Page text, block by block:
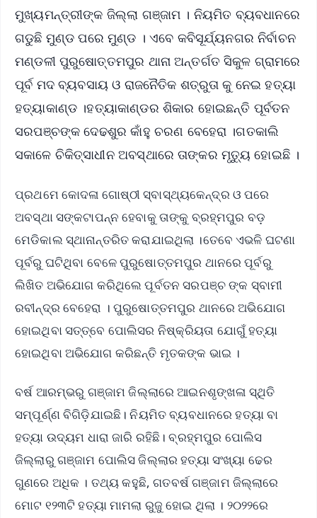
ମୁଖ୍ୟମନ୍ତ୍ରୀଙ୍କ ଜିଲ୍ଲା ଗଞ୍ଜାମ । ନିୟମିତ ବ୍ୟବଧାନରେ
ଗଡୁଛି ମୁଣ୍ଡ ପରେ ମୁଣ୍ଡ । ଏବେ କବିସୂର୍ଯ୍ୟନଗର ନିର୍ବାଚନ
ମଣ୍ଡଳୀ ପୁରୁଷୋତ୍ତମପୁର ଥାନା ଅନ୍ତର୍ଗତ ସିକୁଳ ଗ୍ରାମରେ
ପୂର୍ବ ମଦ ବ୍ୟବସାୟ ଓ ରାଜନୈତିକ ଶତ୍ରୁତା କୁ ନେଇ ହତ୍ୟା
ହତ୍ୟାକାଣ୍ଡ ।ହତ୍ୟାକାଣ୍ଡର ଶିକାର ହୋଇଛନ୍ତି ପୂର୍ବତନ
ସରପଞ୍ଚଙ୍କ ଦେଢଶୁର କାଁହୁ ଚରଣ ବେହେରା ।ଗତକାଲି
ସକାଳେ ଚିକିତ୍ସାଧୀନ ଅବସ୍ଥାରେ ତାଙ୍କର ମୃତ୍ୟୁ ହୋଇଛି ।
ପ୍ରଥମେ କୋଦଳା ଗୋଷ୍ଠୀ ସ୍ବାସ୍ଥ୍ୟକେନ୍ଦ୍ର ଓ ପରେ
ଅବସ୍ଥା ସଙ୍କଟାପନ୍ନ ହେବାକୁ ତାଙ୍କୁ ବ୍ରହ୍ମପୁର ବଡ଼
ମେଡିକାଲ ସ୍ଥାନାନ୍ତରିତ କରାଯାଇଥିଲା ।ତେବେ ଏଭଳି ଘଟଣା
ପୂର୍ବରୁ ଘଟିଥିବା ବେଳେ ପୁରୁଷୋତ୍ତମପୁର ଥାନରେ ପୂର୍ବରୁ
ଲିଖିତ ଅଭିଯୋଗ କରିଥିଲେ ପୂର୍ବତନ ସରପଞ୍ଚ ଙ୍କ ସ୍ବାମୀ
ରବୀନ୍ଦ୍ର ବେହେରା । ପୁରୁଷୋତ୍ତମପୁର ଥାନରେ ଅଭିଯୋଗ
ହୋଇଥିବା ସତ୍ତ୍ବେ ପୋଲିସର ନିଷ୍କ୍ରିୟତା ଯୋଗୁଁ ହତ୍ୟା
ହୋଇଥିବା ଅଭିଯୋଗ କରିଛନ୍ତି ମୃତକଙ୍କ ଭାଇ ।
ବର୍ଷ ଆରମ୍ଭରୁ ଗଞ୍ଜାମ ଜିଲ୍ଲାରେ ଆଇନଶୃଙ୍ଖଳା ସ୍ଥିତି
ସମ୍ପୂର୍ଣ୍ଣ ବିଗିଡି଼ଯାଇଛି। ନିୟମିତ ବ୍ୟବଧାନରେ ହତ୍ୟା ବା
ହତ୍ୟା ଉଦ୍ୟମ ଧାରା ଜାରି ରହିଛି। ବ୍ରହ୍ମପୁର ପୋଲିସ
ଜିଲ୍ଲାରୁ ଗଞ୍ଜାମ ପୋଲିସ ଜିଲ୍ଲାର ହତ୍ୟା ସଂଖ୍ୟା ଢେର
ଗୁଣରେ ଅଧିକ । ତଥ୍ୟ କହୁଛି, ଗତବର୍ଷ ଗଞ୍ଜାମ ଜିଲ୍ଲାରେ
ମୋଟ ୧୨୩ଟି ହତ୍ୟା ମାମଲା ରୁଜୁ ହୋଇ ଥିଲା । ୨୦୨୨ରେ